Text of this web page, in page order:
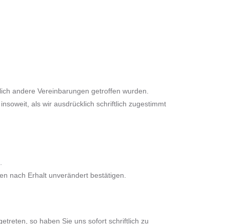
andere Vereinbarungen getroffen wurden.
als wir ausdrücklich schriftlich zugestimmt
nach Erhalt unverändert bestätigen.
so haben Sie uns sofort schriftlich zu